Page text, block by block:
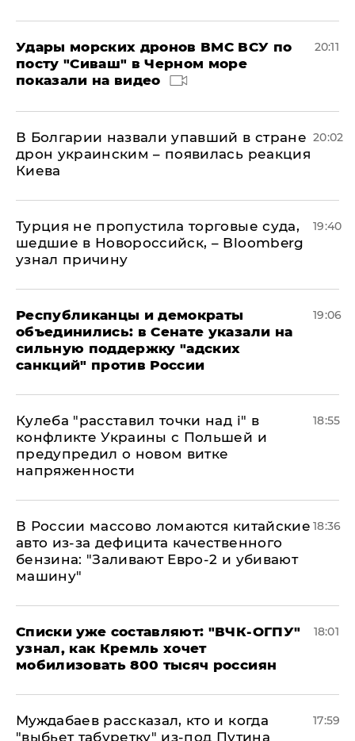
Удары морских дронов ВМС ВСУ по
посту "Сиваш" в Черном море
показали на видео
20:11
В Болгарии назвали упавший в стране
дрон украинским – появилась реакция
Киева
20:02
Турция не пропустила торговые суда,
шедшие в Новороссийск, – Bloomberg
узнал причину
19:40
Республиканцы и демократы
объединились: в Сенате указали на
сильную поддержку "адских
санкций" против России
19:06
Кулеба "расставил точки над і" в
конфликте Украины с Польшей и
предупредил о новом витке
напряженности
18:55
В России массово ломаются китайские
авто из-за дефицита качественного
бензина: "Заливают Евро-2 и убивают
машину"
18:36
Списки уже составляют: "ВЧК-ОГПУ"
узнал, как Кремль хочет
мобилизовать 800 тысяч россиян
18:01
Муждабаев рассказал, кто и когда
"выбьет табуретку" из-под Путина
17:59